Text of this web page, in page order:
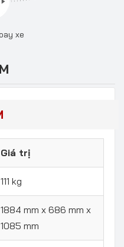
xe
Giá trị
111 kg
1884 mm x 686 mm x
1085 mm